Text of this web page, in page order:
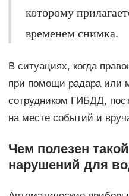
которому
временем снимка.
В ситуациях, когда
при помощи радара или
сотрудником ГИБДД,
на месте событий и
Чем полезен
нарушений для